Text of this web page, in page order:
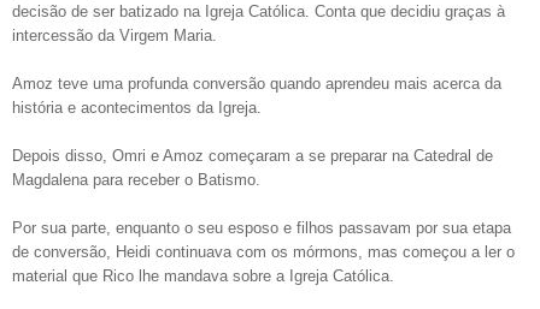
decisão de ser batizado na Igreja Católica. Conta que decidiu graças à
intercessão da Virgem Maria.
Amoz teve uma profunda conversão quando aprendeu mais acerca da
história e acontecimentos da Igreja.
Depois disso, Omri e Amoz começaram a se preparar na Catedral de
Magdalena para receber o Batismo.
Por sua parte, enquanto o seu esposo e filhos passavam por sua etapa
de conversão, Heidi continuava com os mórmons, mas começou a ler o
material que Rico lhe mandava sobre a Igreja Católica.